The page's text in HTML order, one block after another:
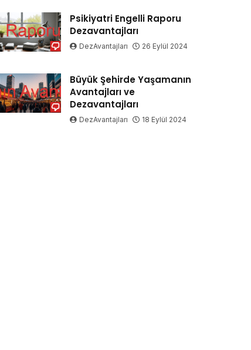
Psikiyatri Engelli Raporu
Dezavantajları
DezAvantajları 26 Eylül 2024
Büyük Şehirde Yaşamanın
Avantajları ve
Dezavantajları
DezAvantajları 18 Eylül 2024